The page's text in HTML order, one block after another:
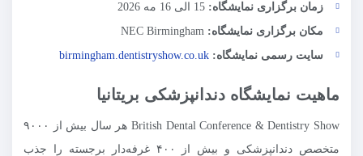
زمان برگزاری نمایشگاه: 15 الی 16 مه 2026
مکان برگزاری نمایشگاه:
NEC Birmingham
سایت رسمی نمایشگاه:
birmingham.dentistryshow.co.uk
ماهیت نمایشگاه دندانپزشکی بریتانیا
British Dental Conference & Dentistry Show هر سال بیش از ۹۰۰۰
متخصص دندانپزشکی و بیش از ۴۰۰ غرفه‌دار برجسته را جذب